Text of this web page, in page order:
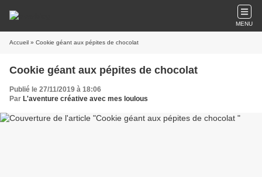
MENU
Accueil » Cookie géant aux pépites de chocolat
Cookie géant aux pépites de chocolat
Publié le 27/11/2019 à 18:06
Par L'aventure créative avec mes loulous